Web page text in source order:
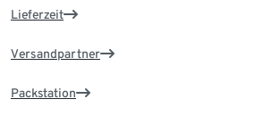
Lieferzeit
Versandpartner
Packstation